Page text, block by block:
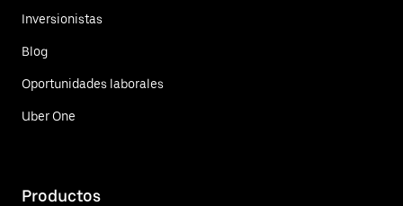
Inversionistas
Blog
Oportunidades laborales
Uber One
Productos